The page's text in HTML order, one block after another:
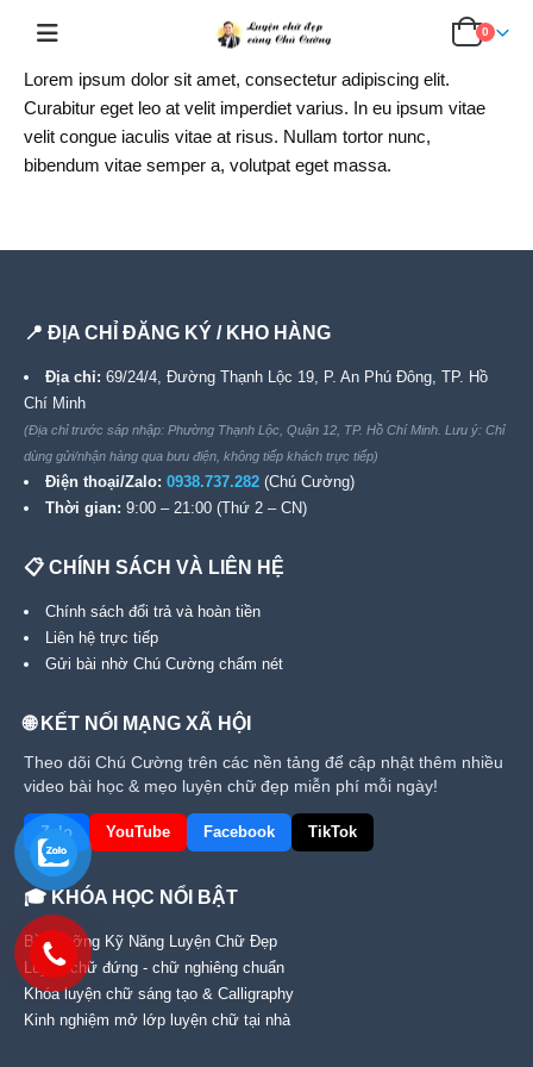
0
Lorem ipsum dolor sit amet, consectetur adipiscing elit.
Curabitur eget leo at velit imperdiet varius. In eu ipsum vitae
velit congue iaculis vitae at risus. Nullam tortor nunc,
bibendum vitae semper a, volutpat eget massa.
📍 ĐỊA CHỈ ĐĂNG KÝ / KHO HÀNG
Địa chỉ: 69/24/4, Đường Thạnh Lộc 19, P. An Phú Đông, TP. Hồ
Chí Minh
(Địa chỉ trước sáp nhập: Phường Thạnh Lộc, Quận 12, TP. Hồ Chí Minh. Lưu ý: Chỉ
dùng gửi/nhận hàng qua bưu điện, không tiếp khách trực tiếp)
Điện thoại/Zalo: 0938.737.282 (Chú Cường)
Thời gian: 9:00 – 21:00 (Thứ 2 – CN)
📋 CHÍNH SÁCH VÀ LIÊN HỆ
Chính sách đổi trả và hoàn tiền
Liên hệ trực tiếp
Gửi bài nhờ Chú Cường chấm nét
🌐 KẾT NỐI MẠNG XÃ HỘI
Theo dõi Chú Cường trên các nền tảng để cập nhật thêm nhiều
video bài học & mẹo luyện chữ đẹp miễn phí mỗi ngày!
Zalo YouTube Facebook TikTok
🎓 KHÓA HỌC NỔI BẬT
Bồi Dưỡng Kỹ Năng Luyện Chữ Đẹp
Luyện chữ đứng - chữ nghiêng chuẩn
Khóa luyện chữ sáng tạo & Calligraphy
Kinh nghiệm mở lớp luyện chữ tại nhà